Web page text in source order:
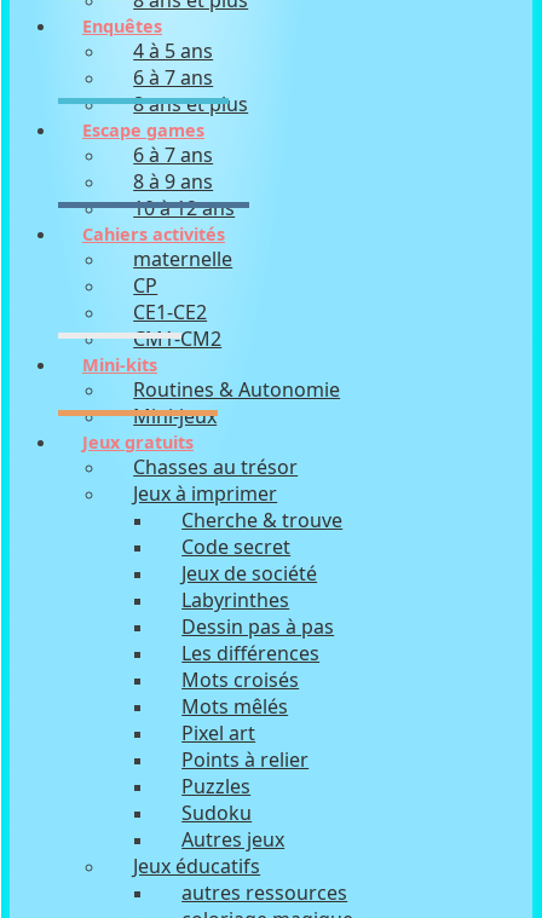
Enquêtes
4 à 5 ans
6 à 7 ans
8 ans et plus
Escape games
6 à 7 ans
8 à 9 ans
10 à 12 ans
Cahiers activités
maternelle
CP
CE1-CE2
CM1-CM2
Mini-kits
Routines & Autonomie
Mini-jeux
Jeux gratuits
Chasses au trésor
Jeux à imprimer
Cherche & trouve
Code secret
Jeux de société
Labyrinthes
Dessin pas à pas
Les différences
Mots croisés
Mots mêlés
Pixel art
Points à relier
Puzzles
Sudoku
Autres jeux
Jeux éducatifs
autres ressources